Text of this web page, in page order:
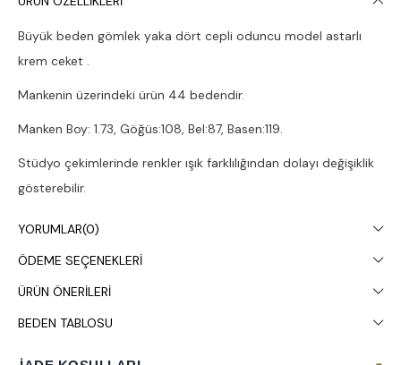
Büyük beden gömlek yaka dört cepli oduncu model astarlı
krem ceket .
Mankenin üzerindeki ürün 44 bedendir.
Manken Boy: 1.73, Göğüs:108, Bel:87, Basen:119.
Stüdyo çekimlerinde renkler ışık farklılığından dolayı değişiklik
gösterebilir.
Çamaşır makinesinde 30° yıkanması tavsiye edilir.
YORUMLAR(0)
ÖDEME SEÇENEKLERI
ÜRÜN ÖNERILERI
BEDEN TABLOSU